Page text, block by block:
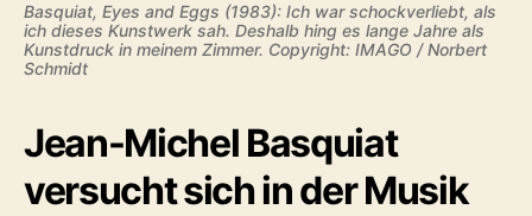
Basquiat, Eyes and Eggs (1983): Ich war schockverliebt, als
ich dieses Kunstwerk sah. Deshalb hing es lange Jahre als
Kunstdruck in meinem Zimmer. Copyright: IMAGO / Norbert
Schmidt
Jean-Michel Basquiat
versucht sich in der Musik